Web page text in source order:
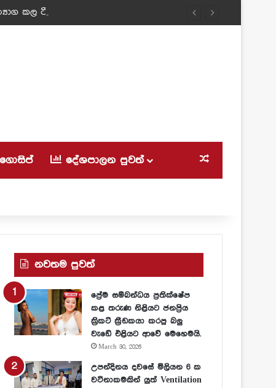
කල ටීචර් අම්මා!
දේශපාලන පුවත් Random Article
නවතම පුවත්
ප්‍රේම සම්බන්ධය ප්‍රතික්ෂේප
කළ තරුණ නිළියට ජනප්‍රිය
ක්‍රිකට් ක්‍රීඩකයා කරපු බලු
වැඩේ එළියට ආවේ මෙහෙමයි.
March 30, 2026
උපන්දිනය දවසේ මිලියන 6 ක
වටිනාකමකින් යුත් Ventilation